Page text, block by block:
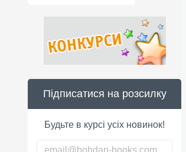
Підписатися на розсилку
Будьте в курсі усіх новинок!